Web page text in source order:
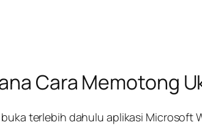
Cara Memotong
terlebih dahulu aplikasi Microsoft